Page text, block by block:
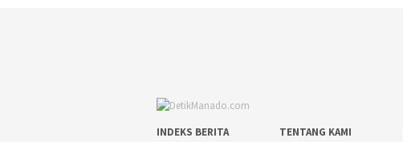
INDEKS BERITA TENTANG KAMI